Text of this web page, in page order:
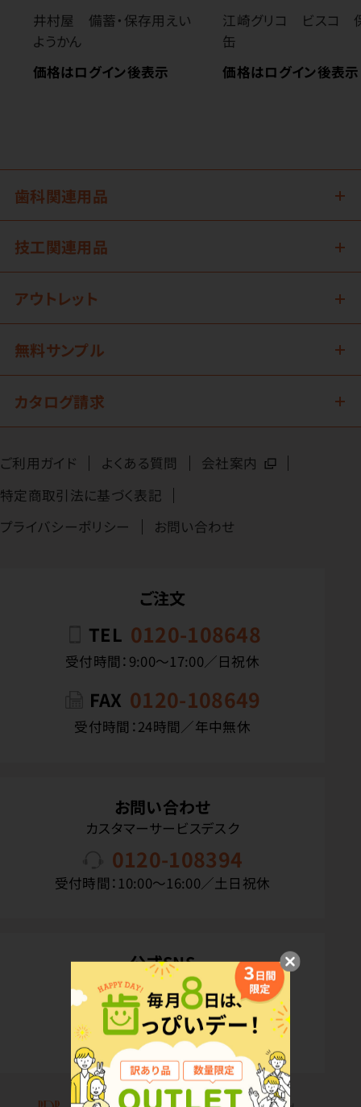
井村屋 備蓄・保存用えい
ようかん
価格はログイン後表示
江崎グリコ ビスコ
缶
価格はログイン後表示
歯科関連用品
技工関連用品
アウトレット
無料サンプル
カタログ請求
ご利用ガイド よくある質問
会社案内
特定商取引法に基づく表記
プライバシーポリシー
お問い合わせ
ご注文
TEL 0120-108648
受付時間：9:00〜17:00／日祝休
FAX 0120-108649
受付時間：24時間／年中無休
お問い合わせ
カスタマーサービスデスク
0120-108394
受付時間：10:00〜16:00／土日祝休
公式SNS